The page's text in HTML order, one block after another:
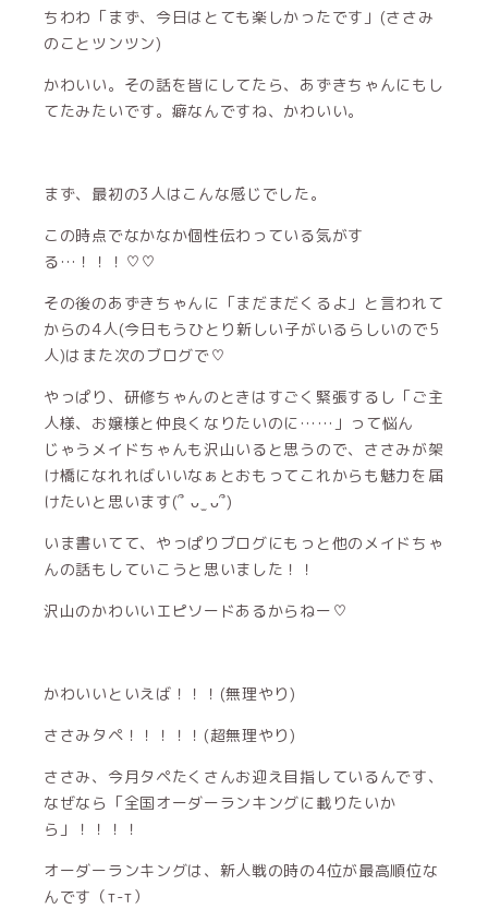
ちわわ「まず、今日はとても楽しかったです」(ささみ
のことツンツン)
かわいい。その話を皆にしてたら、あずきちゃんにもし
てたみたいです。癖なんですね、かわいい。
まず、最初の3人はこんな感じでした。
この時点でなかなか個性伝わっている気がす
る…！！！♡♡
その後のあずきちゃんに「まだまだくるよ」と言われて
からの4人(今日もうひとり新しい子がいるらしいので5
人)はまた次のブログで♡
やっぱり、研修ちゃんのときはすごく緊張するし「ご主
人様、お嬢様と仲良くなりたいのに……」って悩ん
じゃうメイドちゃんも沢山いると思うので、ささみが架
け橋になれればいいなぁとおもってこれからも魅力を届
けたいと思います(՞ ᴗ ̫ ᴗ՞)
いま書いてて、やっぱりブログにもっと他のメイドちゃ
んの話もしていこうと思いました！！
沢山のかわいいエピソードあるからねー♡
かわいいといえば！！！(無理やり)
ささみタペ！！！！！(超無理やり)
ささみ、今月タペたくさんお迎え目指しているんです、
なぜなら「全国オーダーランキングに載りたいか
ら」！！！！
オーダーランキングは、新人戦の時の4位が最高順位な
んです（т-т）